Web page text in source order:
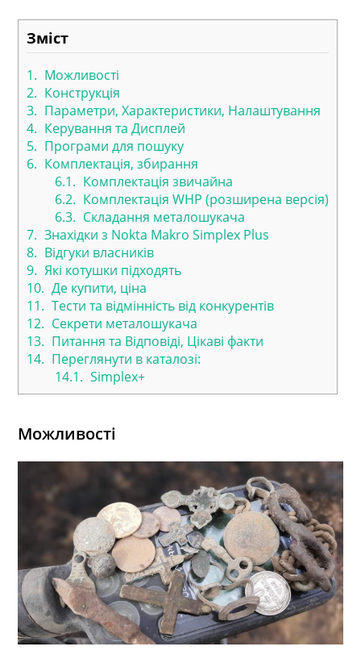
Зміст
1. Можливості
2. Конструкція
3. Параметри, Характеристики, Налаштування
4. Керування та Дисплей
5. Програми для пошуку
6. Комплектація, збирання
6.1. Комплектація звичайна
6.2. Комплектація WHP (розширена версія)
6.3. Складання металошукача
7. Знахідки з Nokta Makro Simplex Plus
8. Відгуки власників
9. Які котушки підходять
10. Де купити, ціна
11. Тести та відмінність від конкурентів
12. Секрети металошукача
13. Питання та Відповіді, Цікаві факти
14. Переглянути в каталозі:
14.1. Simplex+
Можливості